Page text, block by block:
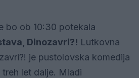
bo ob 10:30 potekala
Dinozavri?! Lutkovna
je pustolovska komedija
let dalje. Mladi